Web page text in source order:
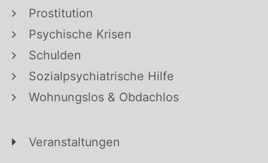
Prostitution
Psychische Krisen
Schulden
Sozialpsychiatrische Hilfe
Wohnungslos & Obdachlos
Veranstaltungen